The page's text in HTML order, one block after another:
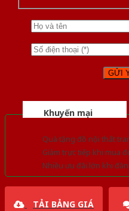
Khuyến mại
Quà tặng đồ nội thất
Giảm trực tiếp khi mua
Nhiều ưu đãi lớn khi
TẢI BẢNG GIÁ